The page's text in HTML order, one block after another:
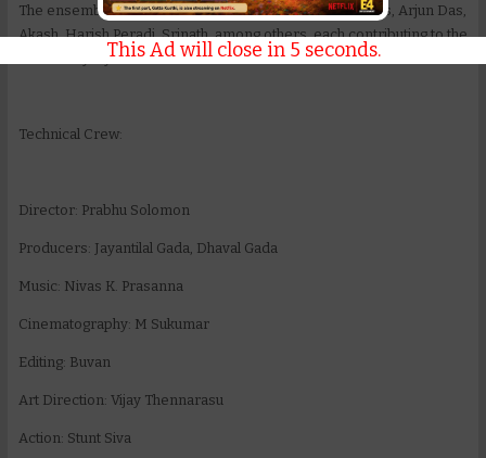
The ensemble cast features Mathi, Shritha Rao, Andrews, Arjun Das,
Akash, Harish Peradi, Srinath, among others, each contributing to the
film’s richly layered narrative.
Technical Crew:
Director: Prabhu Solomon
Producers: Jayantilal Gada, Dhaval Gada
Music: Nivas K. Prasanna
Cinematography: M Sukumar
Editing: Buvan
Art Direction: Vijay Thennarasu
Action: Stunt Siva
This Ad will close in 4 seconds.